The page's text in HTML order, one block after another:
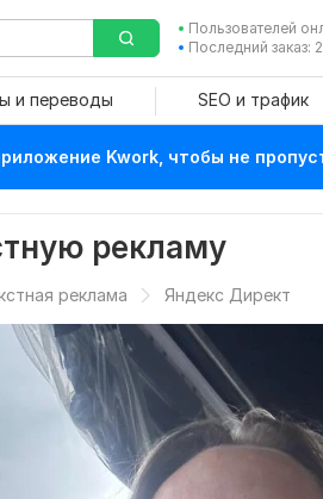
Пользователей
Последний заказ:
и переводы SEO и трафик
Kwork, чтобы не
рекламу
реклама Яндекс Директ